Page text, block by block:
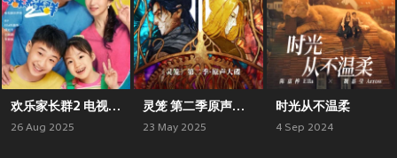
欢乐家长群2 电视原声带
26 Aug 2025
灵笼 第二季原声大碟
23 May 2025
时光从不温柔
4 Sep 2024